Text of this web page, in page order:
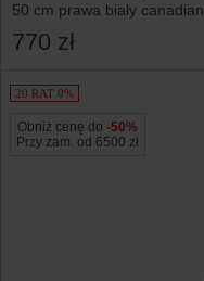
50 cm prawa biały canadian
770 zł
20 RAT 0%
Obniż cenę do -50%
Przy zam. od 6500 zł